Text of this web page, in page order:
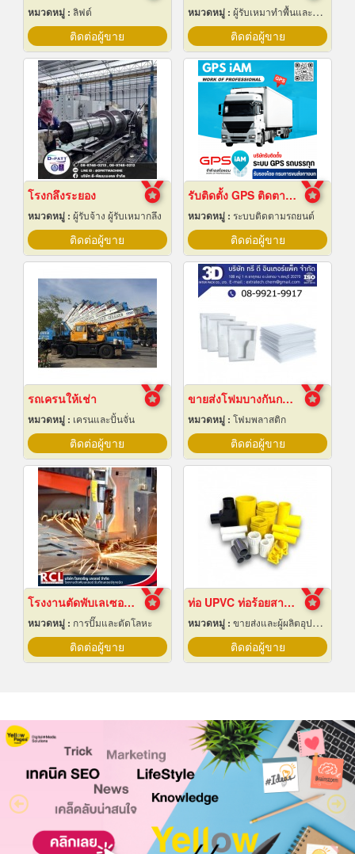
หมวดหมู่ : ลิฟต์
ติดต่อผู้ขาย
หมวดหมู่ : ผู้รับเหมาทำพื้นและทางเดิน
ติดต่อผู้ขาย
โรงกลึงระยอง
หมวดหมู่ : ผู้รับจ้าง ผู้รับเหมากลึง
ติดต่อผู้ขาย
รับติดตั้ง GPS ติดตามรถบรรทุก
หมวดหมู่ : ระบบติดตามรถยนต์
ติดต่อผู้ขาย
รถเครนให้เช่า
หมวดหมู่ : เครนและปั้นจั่น
ติดต่อผู้ขาย
ขายส่งโฟมบางกันกระแทก ราคาโรงงาน
หมวดหมู่ : โฟมพลาสติก
ติดต่อผู้ขาย
โรงงานตัดพับเลเซอร์ อยุธยา
หมวดหมู่ : การปั๊มและตัดโลหะ
ติดต่อผู้ขาย
ท่อ UPVC ท่อร้อยสายไฟ ท่อขาว ท่อเหลือง พัทยา ชลบุรี
หมวดหมู่ : ขายส่งและผู้ผลิตอุปกรณ์เครื่องใช้ไฟฟ้า
ติดต่อผู้ขาย